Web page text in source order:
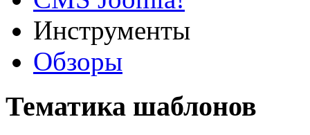
Инструменты
Обзоры
Тематика шаблонов